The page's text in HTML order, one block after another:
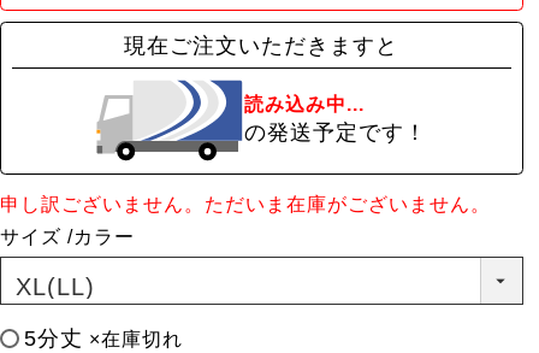
現在ご注文いただきますと
読み込み中...
の発送予定です！
申し訳ございません。ただいま在庫がございません。
サイズ
カラー
5分丈 ×在庫切れ